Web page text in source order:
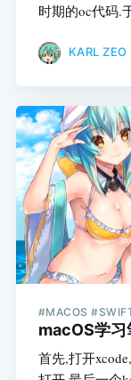
时期的oc代码.
KARL ZEO
#MACOS
macOS学
首先,打开